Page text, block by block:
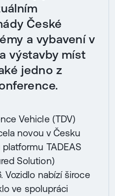
České
a vybavení v
výstavby míst
jedno z
Vehicle (TDV)
novou v Česku
TADEAS
Solution)
Vozidlo nabízí široce
ve spolupráci